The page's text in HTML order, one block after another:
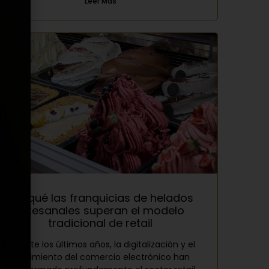
Por qué las franquicias de helados
artesanales superan el modelo
tradicional de retail
Durante los últimos años, la digitalización y el
crecimiento del comercio electrónico han